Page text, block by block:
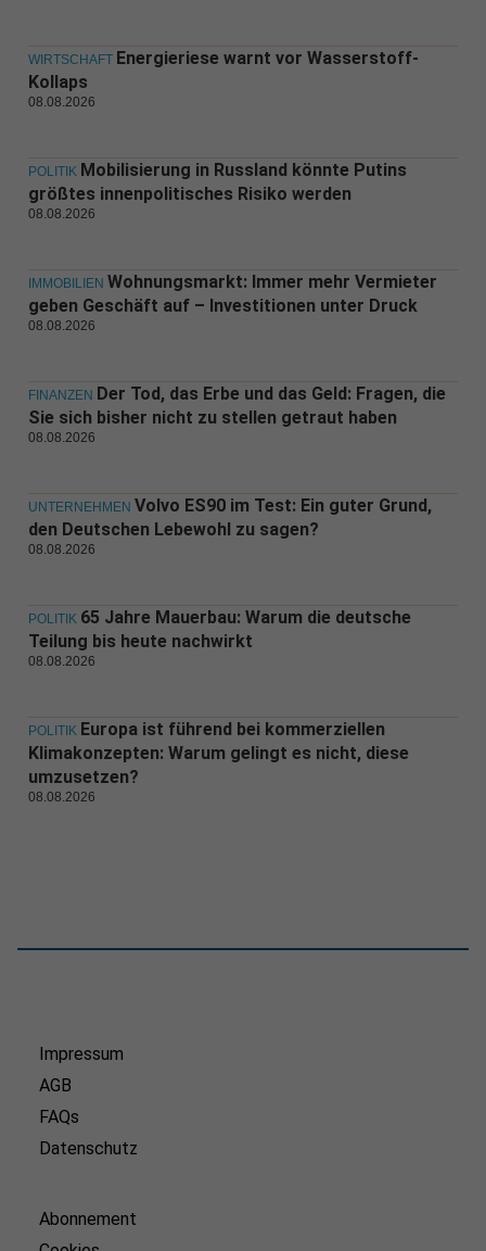
WIRTSCHAFT Energieriese warnt vor Wasserstoff-
Kollaps
08.08.2026
POLITIK Mobilisierung in Russland könnte Putins
größtes innenpolitisches Risiko werden
08.08.2026
IMMOBILIEN Wohnungsmarkt: Immer mehr Vermieter
geben Geschäft auf – Investitionen unter Druck
08.08.2026
FINANZEN Der Tod, das Erbe und das Geld: Fragen, die
Sie sich bisher nicht zu stellen getraut haben
08.08.2026
UNTERNEHMEN Volvo ES90 im Test: Ein guter Grund,
den Deutschen Lebewohl zu sagen?
08.08.2026
POLITIK 65 Jahre Mauerbau: Warum die deutsche
Teilung bis heute nachwirkt
08.08.2026
POLITIK Europa ist führend bei kommerziellen
Klimakonzepten: Warum gelingt es nicht, diese
umzusetzen?
08.08.2026
Impressum
AGB
FAQs
Datenschutz
Abonnement